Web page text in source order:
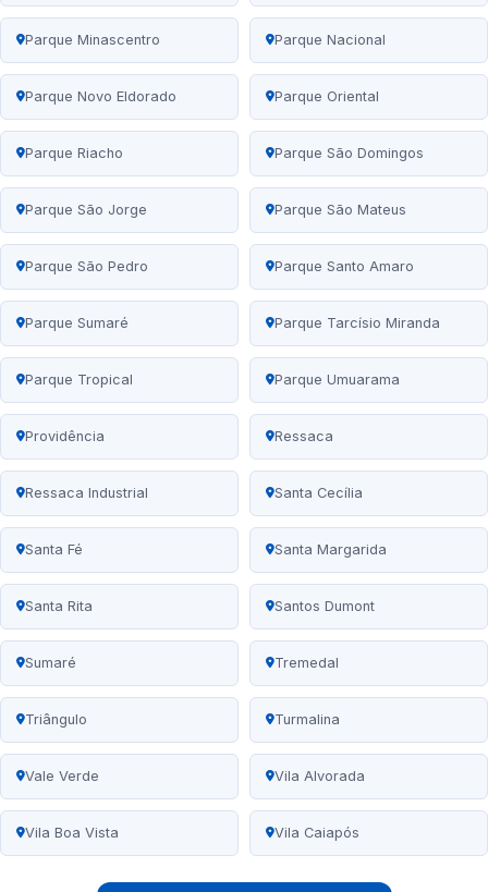
Parque Minascentro Parque Nacional
Parque Novo Eldorado Parque Oriental
Parque Riacho Parque São Domingos
Parque São Jorge Parque São Mateus
Parque São Pedro Parque Santo Amaro
Parque Sumaré Parque Tarcísio Miranda
Parque Tropical Parque Umuarama
Providência Ressaca
Ressaca Industrial Santa Cecília
Santa Fé Santa Margarida
Santa Rita Santos Dumont
Sumaré Tremedal
Triângulo Turmalina
Vale Verde Vila Alvorada
Vila Boa Vista Vila Caiapós